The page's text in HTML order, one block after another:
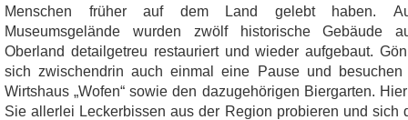
Menschen früher auf dem Land gelebt haben.
Museumsgelände wurden zwölf historische Gebäude
Oberland detailgetreu restauriert und wieder aufgebaut.
sich zwischendrin auch einmal eine Pause und
Wirtshaus „Wofen“ sowie den dazugehörigen Biergarten.
Sie allerlei Leckerbissen aus der Region probieren und sich